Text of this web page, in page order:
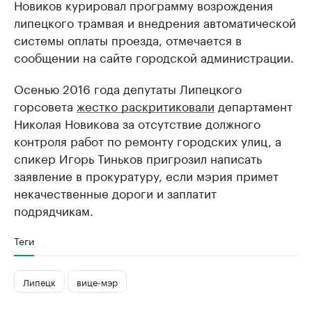
Новиков курировал программу возрождения
липецкого трамвая и внедрения автоматической
системы оплаты проезда, отмечается в
сообщении на сайте городской администрации.
Осенью 2016 года депутаты Липецкого
горсовета жестко раскритиковали департамент
Николая Новикова за отсутствие должного
контроля работ по ремонту городских улиц, а
спикер Игорь Тиньков пригрозил написать
заявление в прокуратуру, если мэрия примет
некачественные дороги и заплатит
подрядчикам.
Теги
Липецк вице-мэр